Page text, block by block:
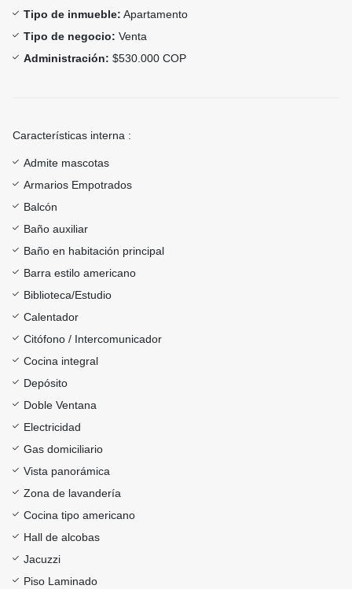
Tipo de inmueble: Apartamento
Tipo de negocio: Venta
Administración: $530.000 COP
Características interna :
Admite mascotas
Armarios Empotrados
Balcón
Baño auxiliar
Baño en habitación principal
Barra estilo americano
Biblioteca/Estudio
Calentador
Citófono / Intercomunicador
Cocina integral
Depósito
Doble Ventana
Electricidad
Gas domiciliario
Vista panorámica
Zona de lavandería
Cocina tipo americano
Hall de alcobas
Jacuzzi
Piso Laminado